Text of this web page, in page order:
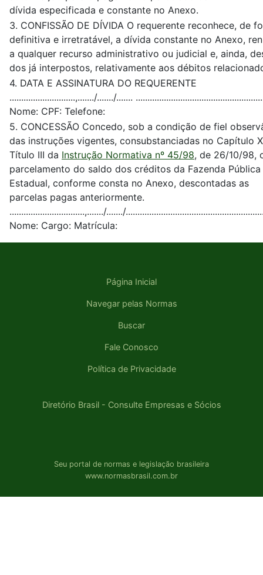
dívida especificada e constante no Anexo.
3. CONFISSÃO DE DÍVIDA O requerente reconhece, de
definitiva e irretratável, a dívida constante no Anexo,
a qualquer recurso administrativo ou judicial e, ainda,
dos já interpostos, relativamente aos débitos
4. DATA E ASSINATURA DO REQUERENTE
............................,......./......./.......
Nome: CPF: Telefone:
5. CONCESSÃO Concedo, sob a condição de fiel
das instruções vigentes, consubstanciadas no Capítulo
Título III da Instrução Normativa nº 45/98, de 26/10/98,
parcelamento do saldo dos créditos da Fazenda Pública
Estadual, conforme consta no Anexo, descontadas as
parcelas pagas anteriormente.
................................,......./......./
Nome: Cargo: Matrícula:
Página Inicial
Navegar pelas Normas
Buscar
Fale Conosco
Política de Privacidade
Diretório Brasil - Consulte Empresas e Sócios
Seu portal de normas e legislação brasileira
www.normasbrasil.com.br